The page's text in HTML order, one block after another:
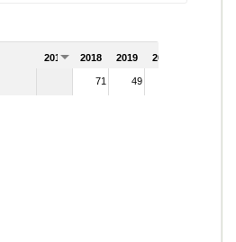
2017 2018 2019 2020
71 49